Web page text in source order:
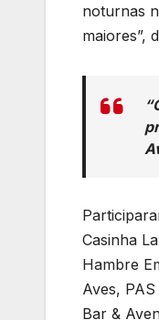
noturnas
maiores”,
Casinha
Hambre
Aves,
Bar &